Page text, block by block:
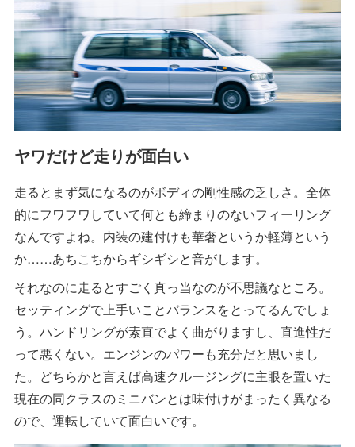
ヤワだけど走りが面白い
走るとまず気になるのがボディの剛性感の乏しさ。全体
的にフワフワしていて何とも締まりのないフィーリング
なんですよね。内装の建付けも華奢というか軽薄という
か……あちこちからギシギシと音がします。
それなのに走るとすごく真っ当なのが不思議なところ。
セッティングで上手いことバランスをとってるんでしょ
う。ハンドリングが素直でよく曲がりますし、直進性だ
って悪くない。エンジンのパワーも充分だと思いまし
た。どちらかと言えば高速クルージングに主眼を置いた
現在の同クラスのミニバンとは味付けがまったく異なる
ので、運転していて面白いです。